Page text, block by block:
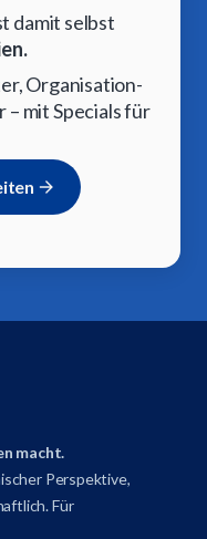
damit selbst
Organisation-
– mit Specials für
macht.
Perspektive,
Für